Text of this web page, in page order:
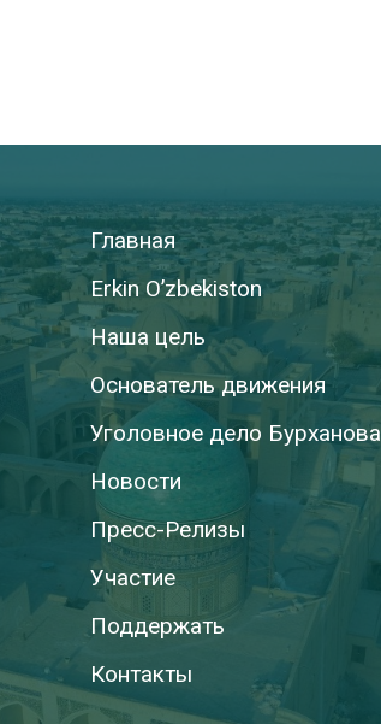
Главная
Erkin O’zbekiston
Наша цель
Основатель движения
Уголовное дело Бурханова
Новости
Пресс-Релизы
Участие
Поддержать
Контакты